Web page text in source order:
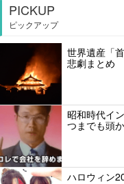
PICKUP
ピックアップ
世界遺産「
悲劇まとめ
昭和時代イ
つまでも頭
ハロウィン